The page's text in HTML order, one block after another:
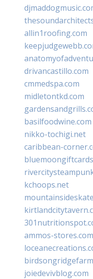
allin1roofing.com
drivancastillo.com
cmmedspa.com
midletontkd.com
basilfoodwine.com
nikko-tochigi.net
caribbean-
kchoops.net
ammos-stores.com
joiedevivblog.com